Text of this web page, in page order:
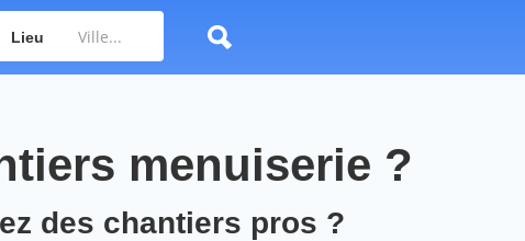
Lieu
menuiserie ?
des chantiers pros ?